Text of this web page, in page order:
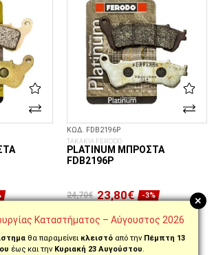
ΚΩΔ. FDB2196P
ΤΑΚΑΚΙΑ FERODO
PLATINUM ΜΠΡΟΣΤΆ
FDB2196P
24,70€ 23,80€ -3%
ΆΜΕΣΑ ΔΙΑΘΈΣΙΜΟ
+
Καταστήματος – Αύγουστος 2026
θα παραμείνει κλειστό από την Πέμπτη 13
έως και τηνΚυριακή 23 Αυγούστου.